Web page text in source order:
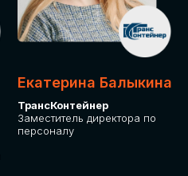
Екатерина Балыкина
ТрансКонтейнер
Заместитель директора по
персоналу